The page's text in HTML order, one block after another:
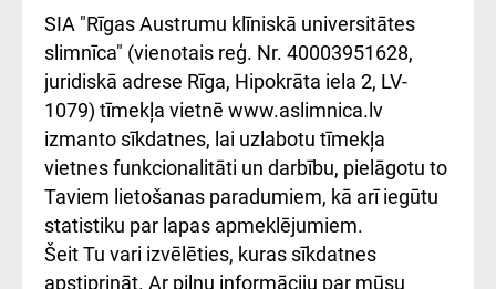
atsauksmju/sūdzību
iesniegšanas
kārtība
Kā pie mums nokļūt
Rēķinu apmaksas
ceļvedis
Rekvizīti un
Підтримка Східної
лікарні та співпраця з
Україною
SIA "Rīgas Austrumu klīniskā universitātes
slimnīca" (vienotais reģ. Nr. 40003951628,
juridiskā adrese Rīga, Hipokrāta iela 2, LV-
1079) tīmekļa vietnē www.aslimnica.lv
izmanto sīkdatnes, lai uzlabotu tīmekļa
vietnes funkcionalitāti un darbību, pielāgotu to
Taviem lietošanas paradumiem, kā arī iegūtu
statistiku par lapas apmeklējumiem.
Šeit Tu vari izvēlēties, kuras sīkdatnes
apstiprināt. Ar pilnu informāciju par mūsu